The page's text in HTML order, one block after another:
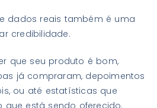
dados reais também é uma
credibilidade.
que seu produto é bom,
já compraram, depoimentos
ou até estatísticas que
que está sendo oferecido.